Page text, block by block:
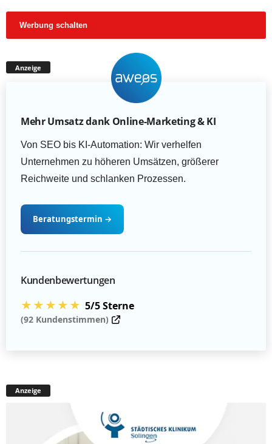
Werbung schalten
Anzeige
Mehr Umsatz dank Online-Marketing & KI
Von SEO bis KI-Automation: Wir verhelfen
Unternehmen zu höheren Umsätzen, größerer
Reichweite und schlanken Prozessen.
Beratungstermin →
Kundenbewertungen
★★★★★ 5/5 Sterne
(92 Kundenstimmen)
Anzeige